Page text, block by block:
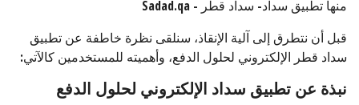
قبل أن نتطرق إلى آلية الإنقاذ، سنلقى نظرة خاطفة عن تطبيق
سداد قطر الإلكتروني لحلول الدفع، وأهميته للمستخدمين كالآتي:
نبذة عن تطبيق سداد الإلكتروني لحلول الدفع